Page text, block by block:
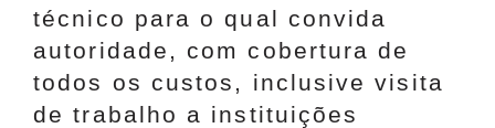
técnico para o qual convida
autoridade, com cobertura de
todos os custos, inclusive visita
de trabalho a instituições